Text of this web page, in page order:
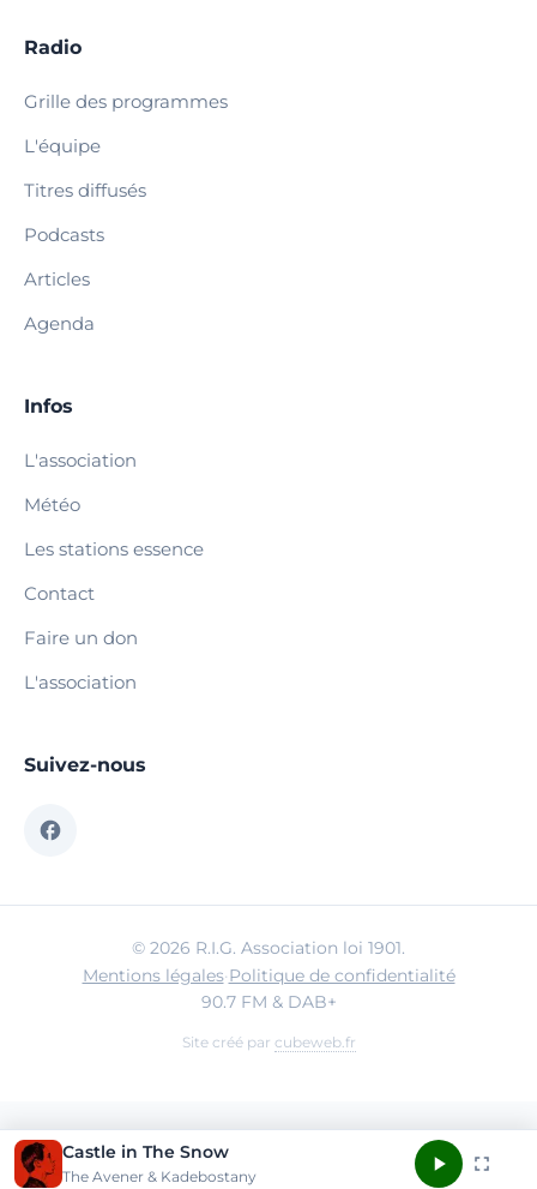
Radio
Grille des programmes
L'équipe
Titres diffusés
Podcasts
Articles
Agenda
Infos
L'association
Météo
Les stations essence
Contact
Faire un don
L'association
Suivez-nous
© 2026 R.I.G. Association loi 1901.
Mentions légales·Politique de confidentialité
90.7 FM & DAB+
Site créé par cubeweb.fr
Castle in The Snow
The Avener & Kadebostany